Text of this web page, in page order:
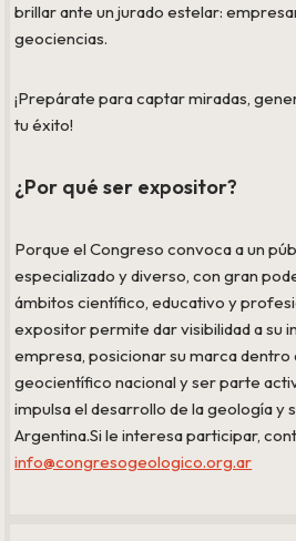
brillar ante un jurado estelar:
geociencias.
¡Prepárate para captar miradas,
tu éxito!
¿Por qué ser expositor?
Porque el Congreso convoca a un
especializado y diverso, con gran
ámbitos científico, educativo y
expositor permite dar visibilidad a su
empresa, posicionar su marca dentro
geocientífico nacional y ser parte
impulsa el desarrollo de la geología y
Argentina.Si le interesa participar,
info@congresogeologico.org.ar